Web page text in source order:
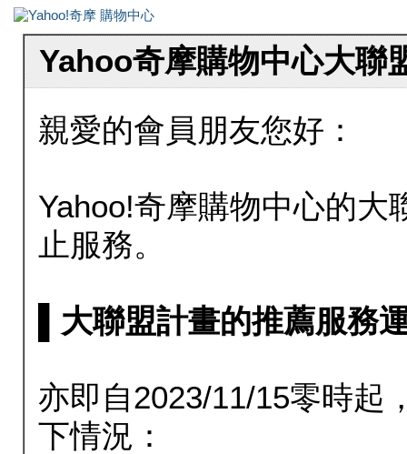
Yahoo奇摩購物中心大聯
親愛的會員朋友您好：
Yahoo!奇摩購物中心的大
止服務。
▌大聯盟計畫的推薦服務
亦即自2023/11/15零時起
下情況：